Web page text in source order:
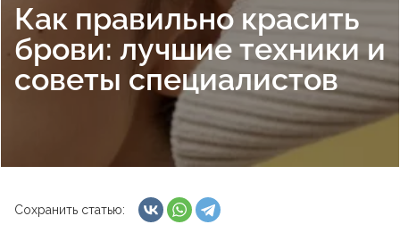
Как правильно красить
брови: лучшие техники и
советы специалистов
Сохранить статью: